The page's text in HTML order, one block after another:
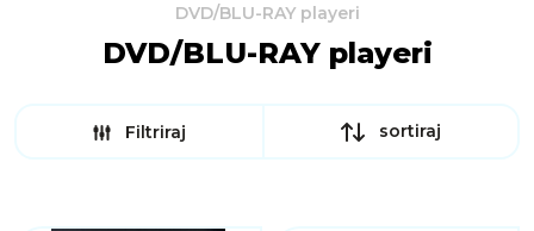
DVD/BLU-RAY playeri
DVD/BLU-RAY playeri
Filtriraj sortiraj